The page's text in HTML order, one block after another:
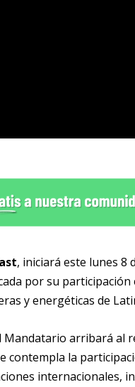
, iniciará este lunes 8
por su
y energéticas de
arribará al
contempla la
internacionales,